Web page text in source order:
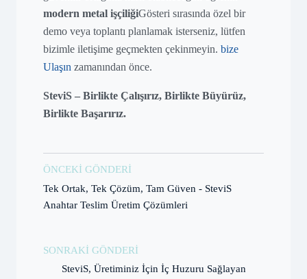
modern metal işçiliğiGösteri sırasında özel bir
demo veya toplantı planlamak isterseniz, lütfen
bizimle iletişime geçmekten çekinmeyin.bize
Ulaşın zamanından önce.
SteviS – Birlikte Çalışırız, Birlikte Büyürüz,
Birlikte Başarırız.
ÖNCEKI GÖNDERI
Tek Ortak, Tek Çözüm, Tam Güven - SteviS
Anahtar Teslim Üretim Çözümleri
SONRAKI GÖNDERI
SteviS, Üretiminiz İçin İç Huzuru Sağlayan